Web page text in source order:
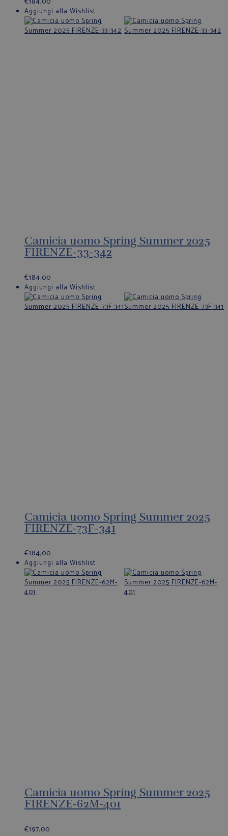
Aggiungi alla Wishlist
Camicia uomo Spring Summer 2025
FIRENZE-33-342
€184,00
Aggiungi alla Wishlist
Camicia uomo Spring Summer 2025
FIRENZE-73F-341
€184,00
Aggiungi alla Wishlist
Camicia uomo Spring Summer 2025
FIRENZE-62M-401
€197,00